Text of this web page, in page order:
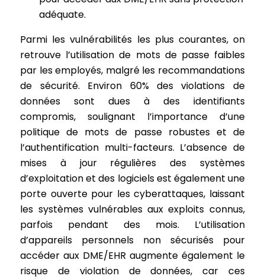
adéquate.
Parmi les vulnérabilités les plus courantes, on
retrouve l’utilisation de mots de passe faibles
par les employés, malgré les recommandations
de sécurité. Environ 60% des violations de
données sont dues à des identifiants
compromis, soulignant l’importance d’une
politique de mots de passe robustes et de
l’authentification multi-facteurs. L’absence de
mises à jour régulières des systèmes
d’exploitation et des logiciels est également une
porte ouverte pour les cyberattaques, laissant
les systèmes vulnérables aux exploits connus,
parfois pendant des mois. L’utilisation
d’appareils personnels non sécurisés pour
accéder aux DME/EHR augmente également le
risque de violation de données, car ces